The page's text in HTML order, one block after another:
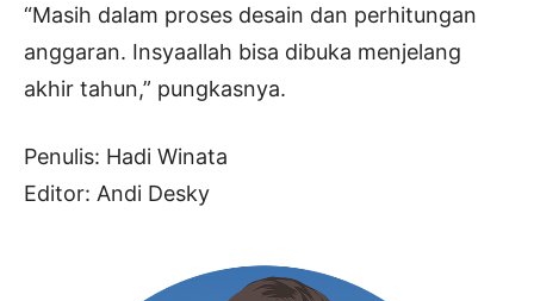
“Masih dalam proses desain dan perhitungan
anggaran. Insyaallah bisa dibuka menjelang
akhir tahun,” pungkasnya.
Penulis: Hadi Winata
Editor: Andi Desky